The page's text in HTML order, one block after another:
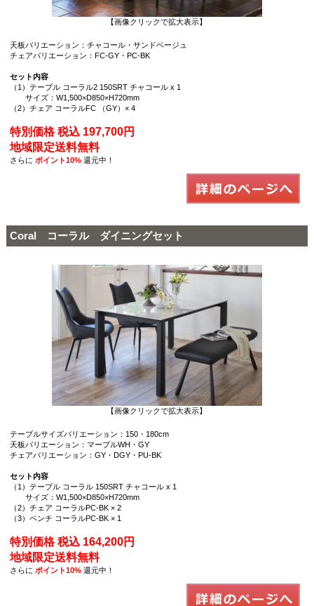
【画像クリックで拡大表示】
天板バリエーション：チャコール・サンドベージュ
チェアバリエーション：FC-GY・PC-BK
セット内容
（1）テーブル コーラル2 150SRT チャコール x 1
サイズ：W1,500×D850×H720mm
（2）チェア コーラルFC （GY）× 4
特別価格 税込 197,700円
地域限定送料無料
さらに ポイント10%還元中！
Coral コーラル ダイニングセット
【画像クリックで拡大表示】
テーブルサイズバリエーション：150・180cm
天板バリエーション：マーブルWH・GY
チェアバリエーション：GY・DGY・PU-BK
セット内容
（1）テーブル コーラル 150SRT チャコール x 1
サイズ：W1,500×D850×H720mm
（2）チェア コーラルPC-BK × 2
（3）ベンチ コーラルPC-BK × 1
特別価格 税込 164,200円
地域限定送料無料
さらに ポイント10%還元中！